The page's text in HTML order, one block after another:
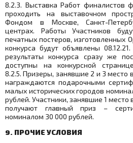
8.2.3. Выставка Работ финалистов
проходить на выставочном
Фондом в Москве, Санкт-
центрах. Работы Участников
печатных постеров, изготовленных
конкурса будут объявлены
результаты конкурса сразу же
доступны на конкурсной
8.2.5. Призеры, занявшие 2 и 3 место
награждаются подарочными
малых исторических городов
рублей. Участники, занявшие 1 место
получают главный приз –
номиналом 30 000 рублей.
9. ПРОЧИЕ УСЛОВИЯ